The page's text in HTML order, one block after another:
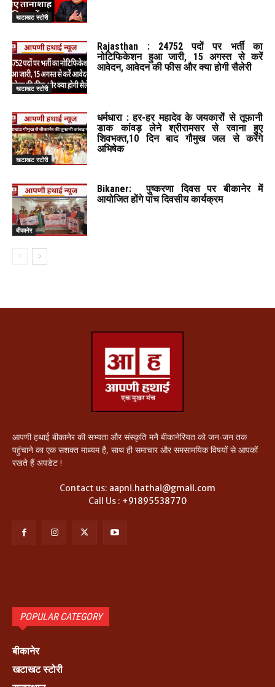
खटाखट स्टोरी
खटाखट स्टोरी
Rajasthan : 24752 पदों पर भर्ती का
नोटिफिकेशन हुआ जारी, 15 अगस्त से करें
आवेदन, आवेदन की फीस और क्या होगी सैलेरी
खटाखट स्टोरी
धर्मधारा : हर-हर महादेव के जयकारों से तूफानी
डाक कांवड़ लेने श्रीरामसर से रवाना हुए
शिवभक्त,10 दिन बाद गौमुख जल से करेंगे
अभिषेक
बीकानेर
Bikaner: पुष्करणा दिवस पर बीकानेर में
आयोजित होंगे पांच दिवसीय कार्यक्रम
आपणी हथाई बीकानेर की सभ्यता और संस्कृति मनै बीकानेरियत को जन-जन तक
पहुंचाने का एक सशक्त माध्यम है, साथ ही समाचार और समसामयिक विषयों से आपकों
रखते हैं अपडेट !
Contact us: aapni.hathai@gmail.com
Call Us : +91895538770
POPULAR CATEGORY
बीकानेर
खटाखट स्टोरी